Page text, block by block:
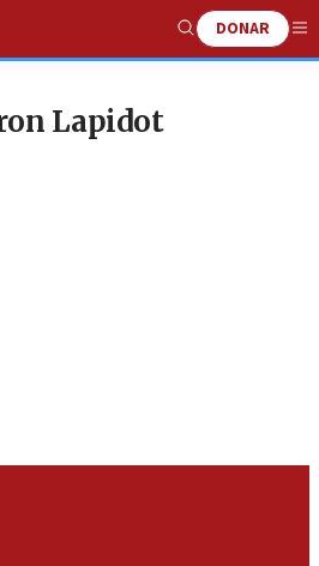
Show
Search
DONAR
Lapidot